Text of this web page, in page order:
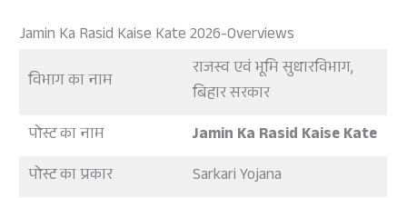
Jamin Ka Rasid Kaise Kate 2026-Overviews
विभाग का नाम
राजस्व एवं भूमि सुधारविभाग,
बिहार सरकार
पोस्ट का नाम
Jamin Ka Rasid Kaise Kate
पोस्ट का प्रकार
Sarkari Yojana